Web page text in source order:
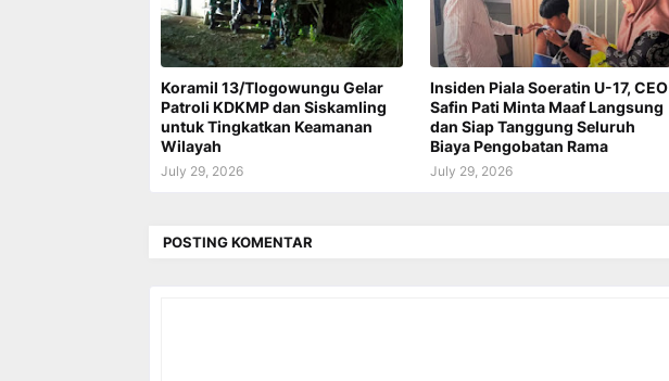
Koramil 13/Tlogowungu Gelar
Patroli KDKMP dan Siskamling
untuk Tingkatkan Keamanan
Wilayah
July 29, 2026
Insiden Piala Soeratin U-17, CEO
Safin Pati Minta Maaf Langsung
dan Siap Tanggung Seluruh
Biaya Pengobatan Rama
July 29, 2026
POSTING KOMENTAR